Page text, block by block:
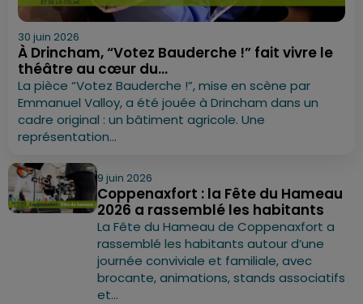
30 juin 2026
À Drincham, “Votez Bauderche !” fait vivre le
théâtre au cœur du...
La pièce “Votez Bauderche !”, mise en scène par
Emmanuel Valloy, a été jouée à Drincham dans un
cadre original : un bâtiment agricole. Une
représentation...
9 juin 2026
Coppenaxfort : la Fête du Hameau
2026 a rassemblé les habitants
La Fête du Hameau de Coppenaxfort a
rassemblé les habitants autour d’une
journée conviviale et familiale, avec
brocante, animations, stands associatifs
et...